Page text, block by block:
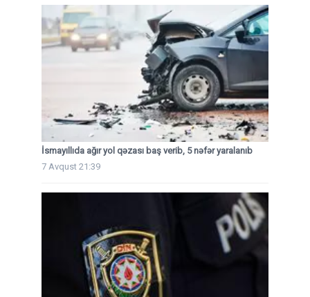
İsmayıllıda ağır yol qəzası baş verib, 5 nəfər yaralanıb
7 Avqust 21:39